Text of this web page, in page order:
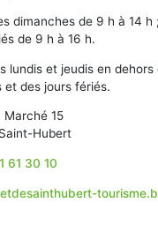
dimanches de 9 h à 14 h
de 9 h à 16 h.
lundis et jeudis en
et des jours fériés.
Marché 15
Hubert
61 30 10